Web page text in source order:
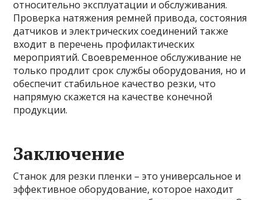
относительно эксплуатации и обслуживания.
Проверка натяжения ремней привода, состояния
датчиков и электрических соединений также
входит в перечень профилактических
мероприятий. Своевременное обслуживание не
только продлит срок службы оборудования, но и
обеспечит стабильное качество резки, что
напрямую скажется на качестве конечной
продукции.
Заключение
Станок для резки пленки – это универсальное и
эффективное оборудование, которое находит